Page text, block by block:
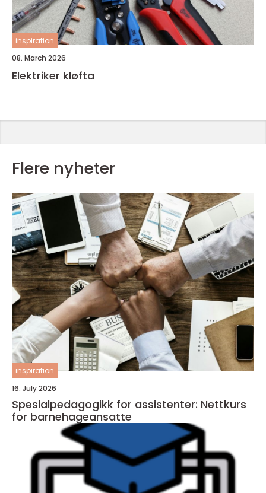
inspiration
08. March 2026
Elektriker kløfta
Flere nyheter
inspiration
16. July 2026
Spesialpedagogikk for assistenter: Nettkurs
for barnehageansatte